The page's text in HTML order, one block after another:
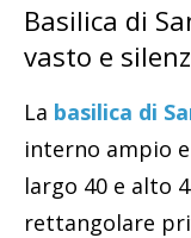
Basilica di
vasto e
La basilica di
interno ampio
largo 40 e alto
rettangolare